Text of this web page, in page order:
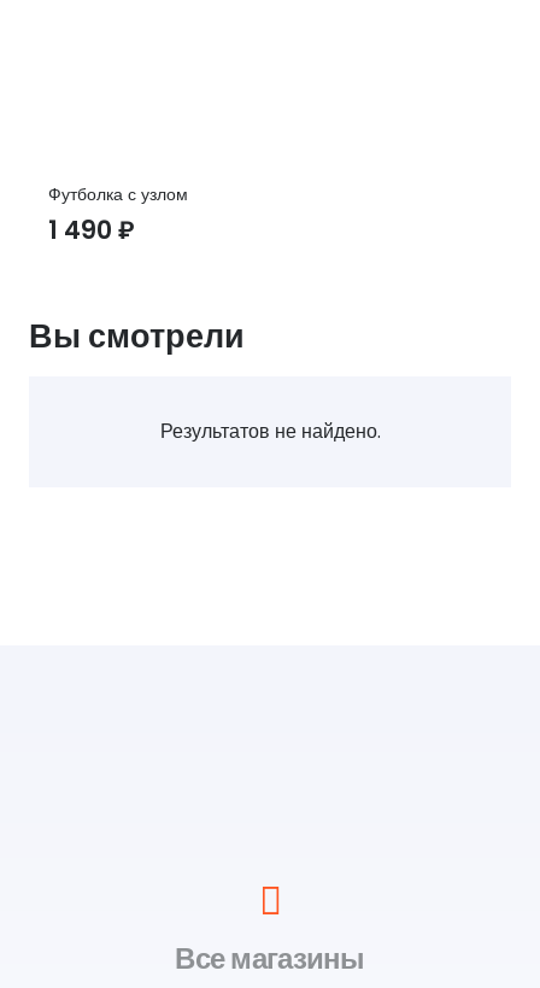
Футболка с узлом
1 490 ₽
Вы смотрели
Результатов не найдено.
Все магазины